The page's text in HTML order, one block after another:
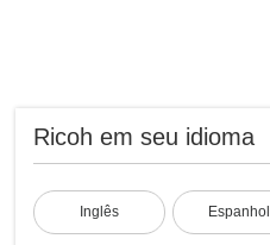
Ricoh em seu idioma
Inglês Espanhol